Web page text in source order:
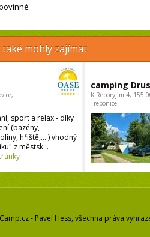
také mohly zajímat
sport a relax - díky
(bazény,
hřiště,....) vhodný
z městsk...
camping
K Reporyjim 4, 155
Trebonice
- Pavel Hess, všechna práva